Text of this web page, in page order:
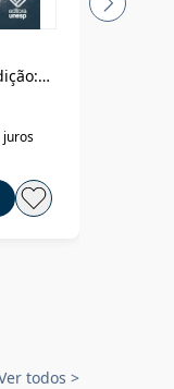
juros
todos >